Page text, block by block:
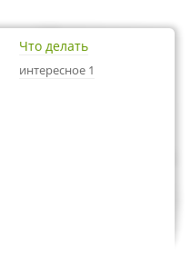
Что делать
интересное 1